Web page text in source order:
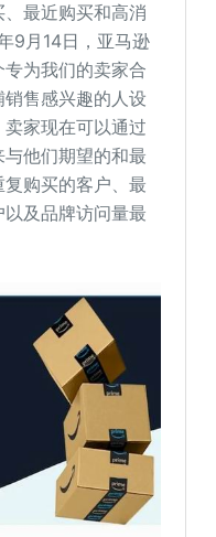
最近购买和高消
9月14日，亚马逊
为我们的卖家合
售感兴趣的人设
家现在可以通过
他们期望的和最
购买的客户、最
及品牌访问量最